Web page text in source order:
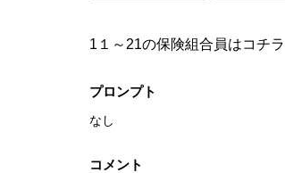
1１～21の保険組合員はコチラ
プロンプト
なし
コメント